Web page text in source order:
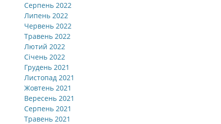
Серпень 2022
Липень 2022
Червень 2022
Травень 2022
Лютий 2022
Січень 2022
Грудень 2021
Листопад 2021
Жовтень 2021
Вересень 2021
Серпень 2021
Травень 2021